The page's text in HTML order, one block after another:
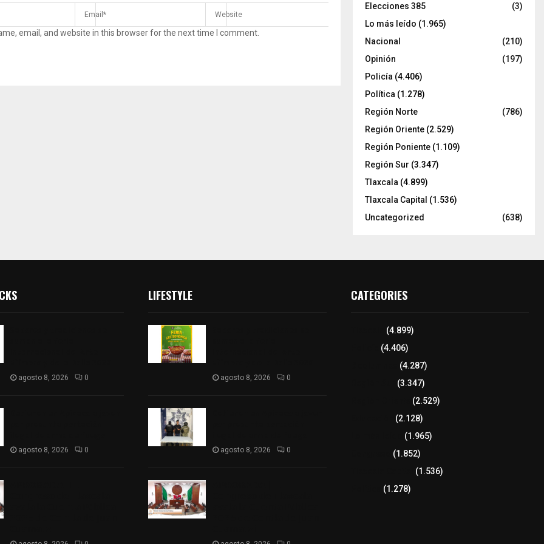
email, and website in this browser for the next time I comment.
Elecciones 385
(3)
Lo más leído (1.965)
Nacional
(210)
Opinión
(197)
Policía (4.406)
Política (1.278)
Región Norte
(786)
Región Oriente (2.529)
Región Poniente (1.109)
Región Sur (3.347)
Tlaxcala (4.899)
Tlaxcala Capital (1.536)
Uncategorized
(638)
agosto 8, 2026 0
agosto 8, 2026 0
LIFESTYLE
agosto 8, 2026 0
agosto 8, 2026 0
CATEGORIES
(4.899)
(4.406)
(4.287)
(3.347)
(2.529)
(2.128)
(1.965)
(1.852)
(1.536)
(1.278)